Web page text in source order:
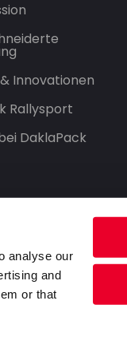
analyse our
and
or that
Innovationen
Rallysport
DaklaPack